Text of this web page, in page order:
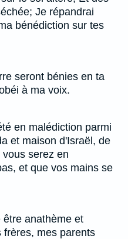
Je répandrai
bénédiction sur tes
seront bénies en ta
à ma voix.
en malédiction parmi
et maison d'Israël, de
serez en
et que vos mains se
anathème et
frères, mes parents